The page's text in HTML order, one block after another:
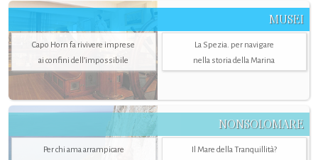
MUSEI
Capo Horn fa rivivere imprese
ai confini dell’impossibile
La Spezia. per navigare
nella storia della Marina
NONSOLOMARE
Per chi ama arrampicare
Il Mare della Tranquillità?